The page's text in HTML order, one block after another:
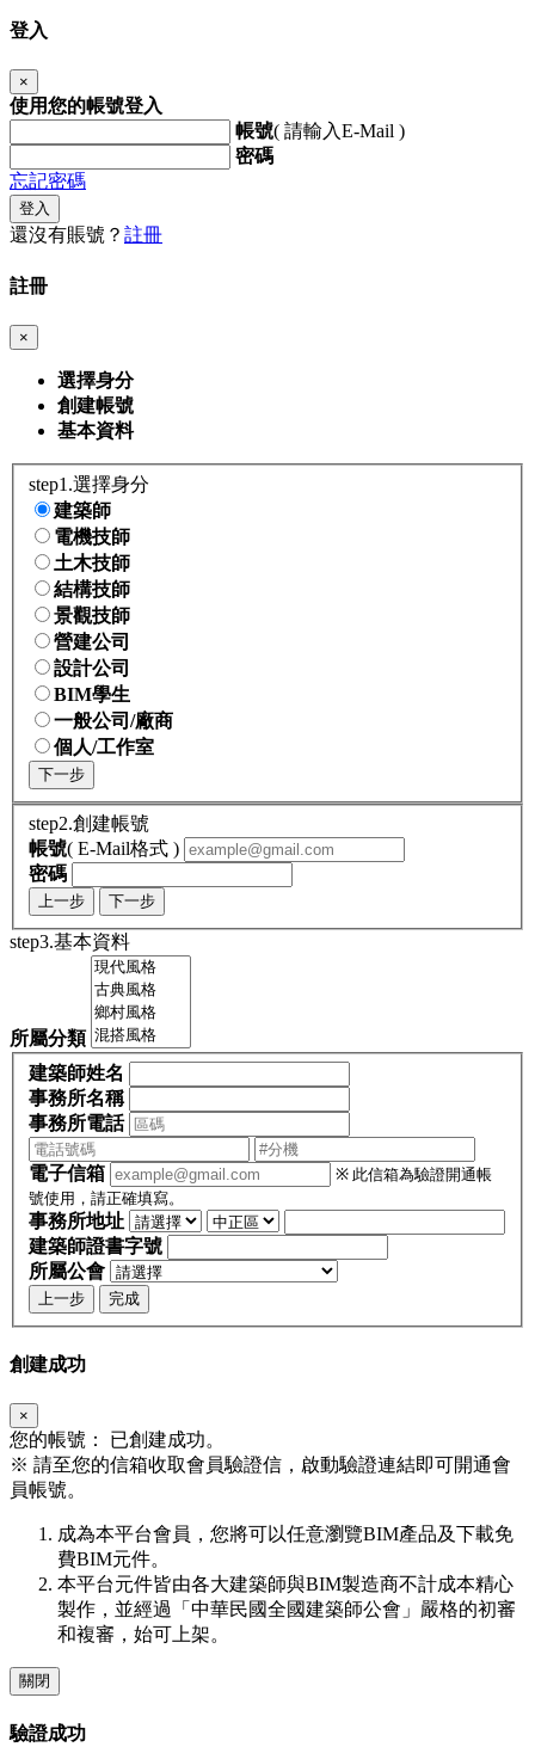
登入
×
使用您的帳號登入
帳號( 請輸入E-Mail )
密碼
忘記密碼
登入
還沒有賬號？ 註冊
註冊
×
選擇身分
創建帳號
基本資料
step1.選擇身分
建築師
電機技師
土木技師
結構技師
景觀技師
營建公司
設計公司
BIM學生
一般公司/廠商
個人/工作室
下一步
step2.創建帳號
帳號( E-Mail格式 )
密碼
上一步 下一步
step3.基本資料
所屬分類
建築師姓名
事務所名稱
事務所電話
電子信箱
※ 此信箱為驗證開通帳
號使用，請正確填寫。
事務所地址
建築師證書字號
所屬公會
上一步 完成
創建成功
×
您的帳號：
已創建成功。
※ 請至您的信箱收取會員驗證信，啟動驗證連結即可開通會
員帳號。
成為本平台會員，您將可以任意瀏覽BIM產品及下載免
費BIM元件。
本平台元件皆由各大建築師與BIM製造商不計成本精心
製作，並經過「中華民國全國建築師公會」嚴格的初審
和複審，始可上架。
關閉
驗證成功